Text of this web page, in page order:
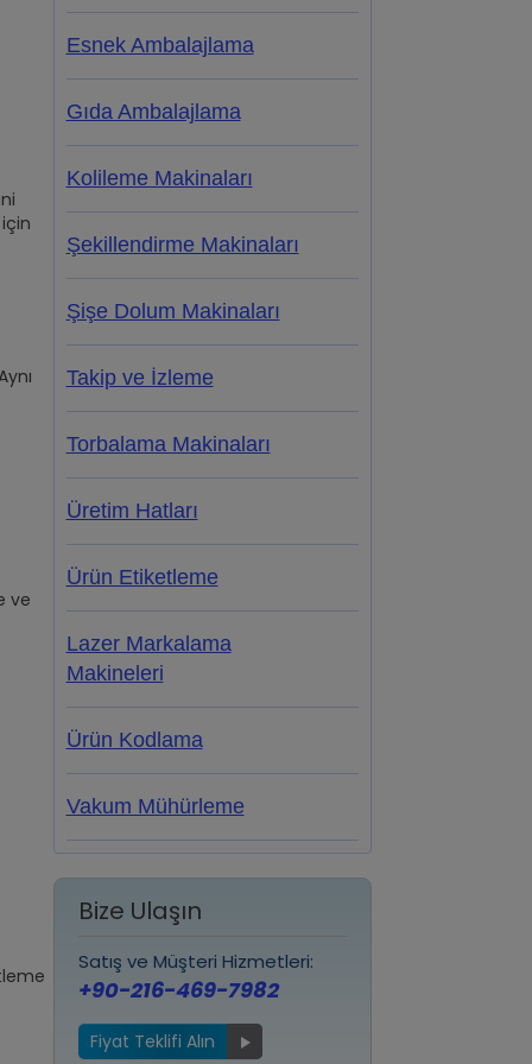
ve
Esnek Ambalajlama
Gıda Ambalajlama
Kolileme Makinaları
Şekillendirme Makinaları
Şişe Dolum Makinaları
Takip ve İzleme
Torbalama Makinaları
Üretim Hatları
Ürün Etiketleme
Lazer Markalama
Makineleri
Ürün Kodlama
Vakum Mühürleme
Bize Ulaşın
Satış ve Müşteri Hizmetleri:
+90-216-469-7982
Fiyat Teklifi Alın